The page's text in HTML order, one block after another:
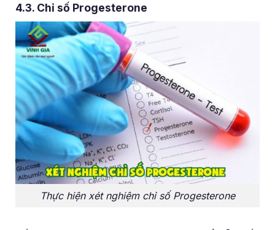
4.3. Chỉ số Progesterone
Thực hiện xét nghiệm chỉ số Progesterone